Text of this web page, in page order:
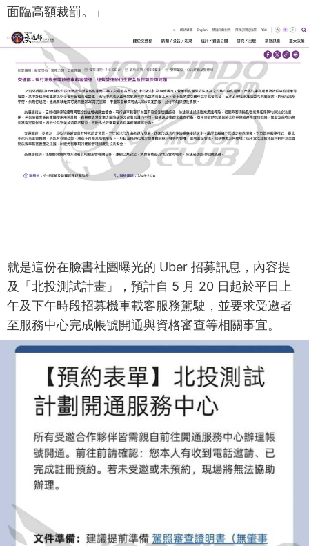
面臨高額裁罰。」
就是這份在臉書社團曝光的 Uber 招募訊息，內容提
及「北投測試計畫」，預計自 5 月 20 日起於平日上
午及下午時段招募機車載客服務駕駛，並要求受邀者
至服務中心完成帳號開通與資格審查等相關事宜。